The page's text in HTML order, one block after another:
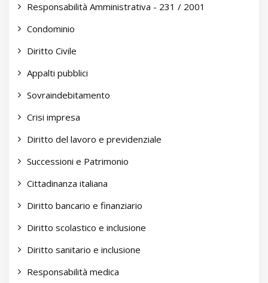
Responsabilità Amministrativa - 231 / 2001
Condominio
Diritto Civile
Appalti pubblici
Sovraindebitamento
Crisi impresa
Diritto del lavoro e previdenziale
Successioni e Patrimonio
Cittadinanza italiana
Diritto bancario e finanziario
Diritto scolastico e inclusione
Diritto sanitario e inclusione
Responsabilità medica